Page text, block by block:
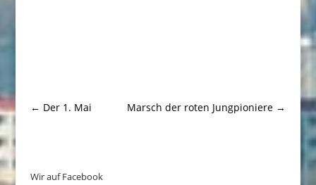
← Der 1. Mai Marsch der roten Jungpioniere →
Wir auf Facebook